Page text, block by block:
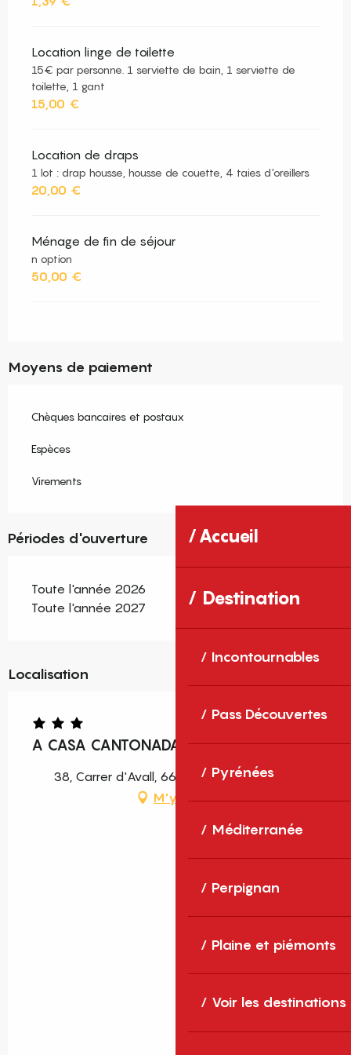
Accueil
Destination
Incontournables
Pass Découvertes
Pyrénées
Méditerranée
Perpignan
Plaine et piémonts
Voir les destinations
Location linge de toilette
15€ par personne. 1 serviette de bain, 1 serviette de
toilette, 1 gant
15,00 €
Location de draps
1 lot : drap housse, housse de couette, 4 taies d'oreillers
20,00 €
Ménage de fin de séjour
n option
50,00 €
Moyens de paiement
Chèques bancaires et postaux
Espèces
Virements
Périodes d'ouverture
Toute l'année 2026
Toute l'année 2027
Localisation
A CASA CANTONADA
38, Carrer d'Avall, 66500 Molitg-les-Bains
M'y rendre